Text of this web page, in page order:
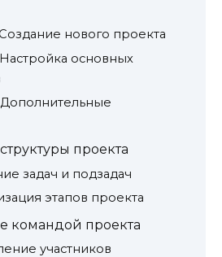
нового проекта
основных
проекта
задач и подзадач
этапов проекта
командой проекта
участников